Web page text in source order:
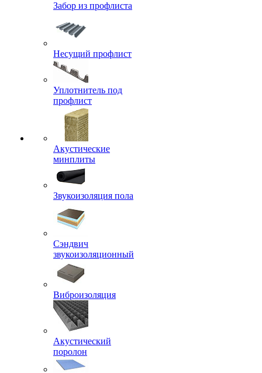
Забор из профлиста
Несущий профлист
Уплотнитель под
профлист
Акустические
минплиты
Звукоизоляция пола
Сэндвич
звукоизоляционный
Виброизоляция
Акустический
поролон